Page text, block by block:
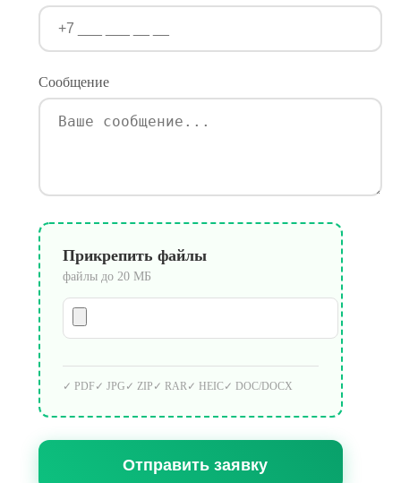
Сообщение
Прикрепить файлы
файлы до 20 МБ
✓ PDF✓ JPG ✓ ZIP ✓ RAR✓ HEIC✓ DOC/DOCX
Отправить заявку